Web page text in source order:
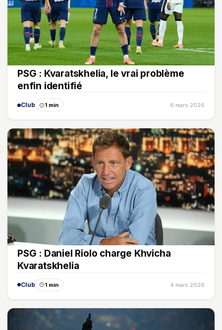
PSG : Kvaratskhelia, le vrai problème
enfin identifié
Club 1 min 6 mars 2026
PSG : Daniel Riolo charge Khvicha
Kvaratskhelia
Club 1 min 4 mars 2026